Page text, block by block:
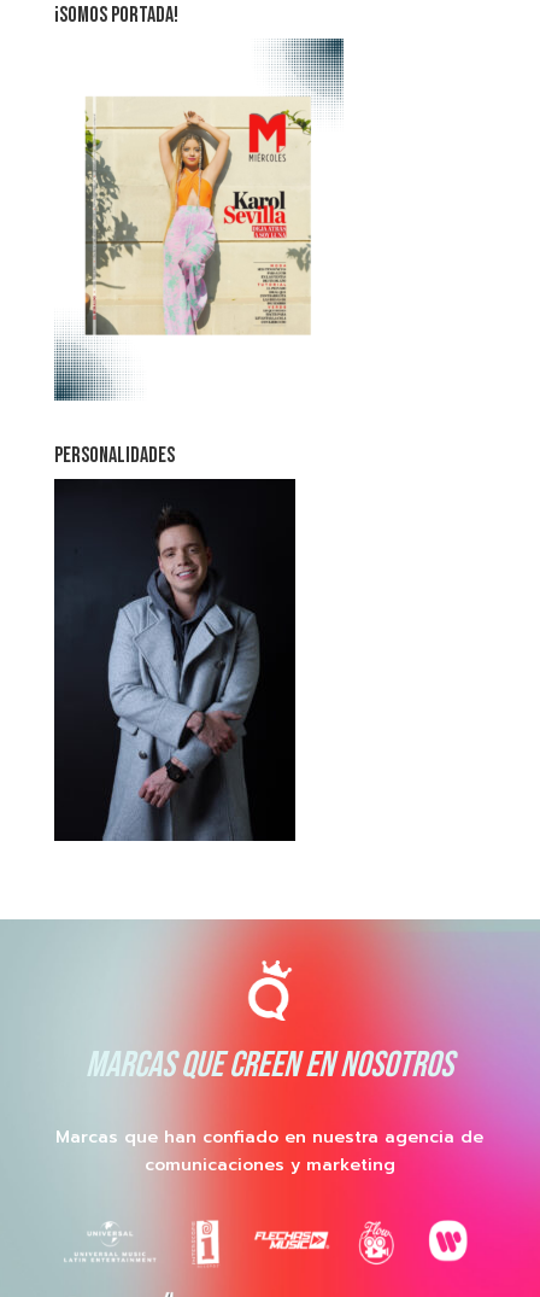
¡SOMOS PORTADA!
PERSONALIDADES
MARCAS QUE CREEN EN NOSOTROS
Marcas que han confiado en nuestra agencia de
comunicaciones y marketing